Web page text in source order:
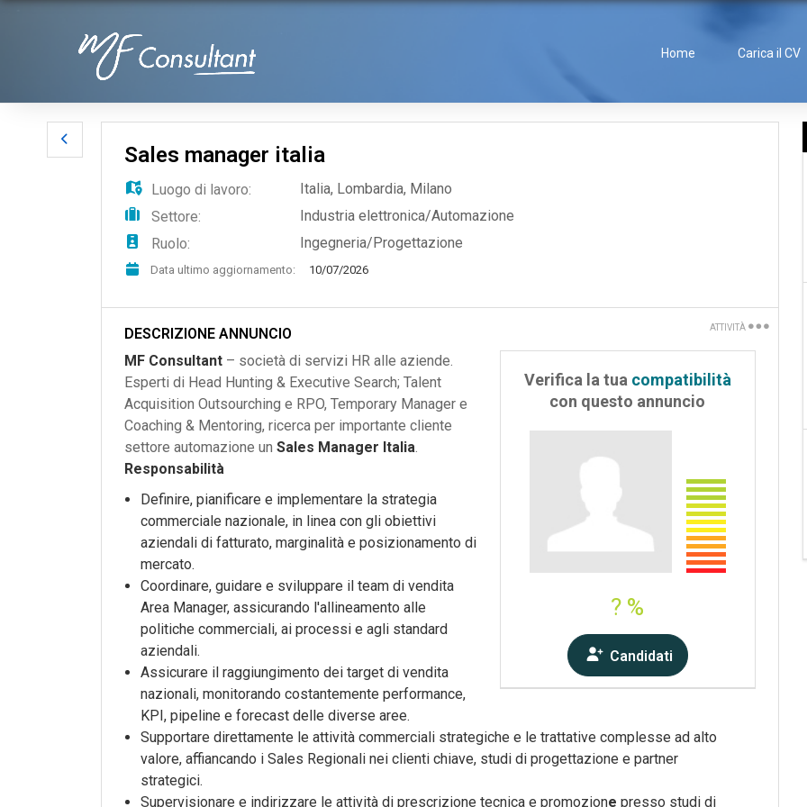
Home Carica il CV
Sales manager italia
Luogo di lavoro: Italia, Lombardia, Milano
Settore:
Industria elettronica/Automazione
Ruolo:
Ingegneria/Progettazione
Data ultimo aggiornamento: 10/07/2026
ATTIVITÀ
Dillo a un amico
DESCRIZIONE ANNUNCIO
Verifica la tua compatibilità
con questo annuncio
? %
Candidati
MF Consultant – società di servizi HR alle aziende.
Esperti di Head Hunting & Executive Search; Talent
Acquisition Outsourching e RPO, Temporary Manager e
Coaching & Mentoring, ricerca per importante cliente
settore automazione un Sales Manager Italia.
Responsabilità
Definire, pianificare e implementare la strategia
commerciale nazionale, in linea con gli obiettivi
aziendali di fatturato, marginalità e posizionamento di
mercato.
Coordinare, guidare e sviluppare il team di vendita
Area Manager, assicurando l'allineamento alle
politiche commerciali, ai processi e agli standard
aziendali.
Assicurare il raggiungimento dei target di vendita
nazionali, monitorando costantemente performance,
KPI, pipeline e forecast delle diverse aree.
Supportare direttamente le attività commerciali strategiche e le trattative complesse ad alto
valore, affiancando i Sales Regionali nei clienti chiave, studi di progettazione e partner
strategici.
Supervisionare e indirizzare le attività di prescrizione tecnica e promozione presso studi di